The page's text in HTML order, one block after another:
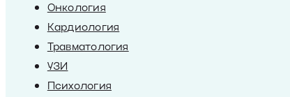
Онкология
Кардиология
Травматология
УЗИ
Психология